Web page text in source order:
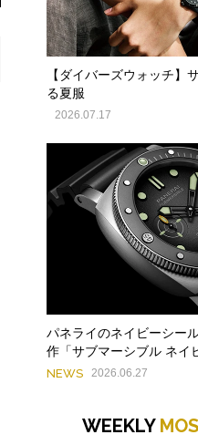
ルミノール クロノ ネイビーシー
【ダイバーズウォッチ】
る夏服
2026.07.17
パネライのネイビーシー
作「サブマーシブル ネイ
NEWS 2026.06.27
WEEKLY